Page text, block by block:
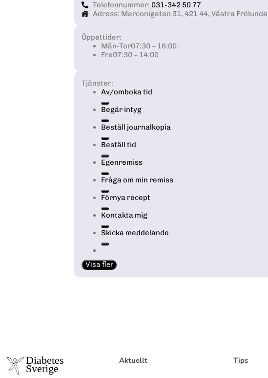
Telefonnummer: 031-342 50 77
Adress: Marconigatan 31, 421 44, Västra Frölunda
Öppettider:
Mån-Tor07:30 – 16:00
Fre07:30 – 14:00
Tjänster:
Av/omboka tid
Begär intyg
Beställ journalkopia
Beställ tid
Egenremiss
Fråga om min remiss
Förnya recept
Kontakta mig
Skicka meddelande
Visa fler
Aktuellt Tips